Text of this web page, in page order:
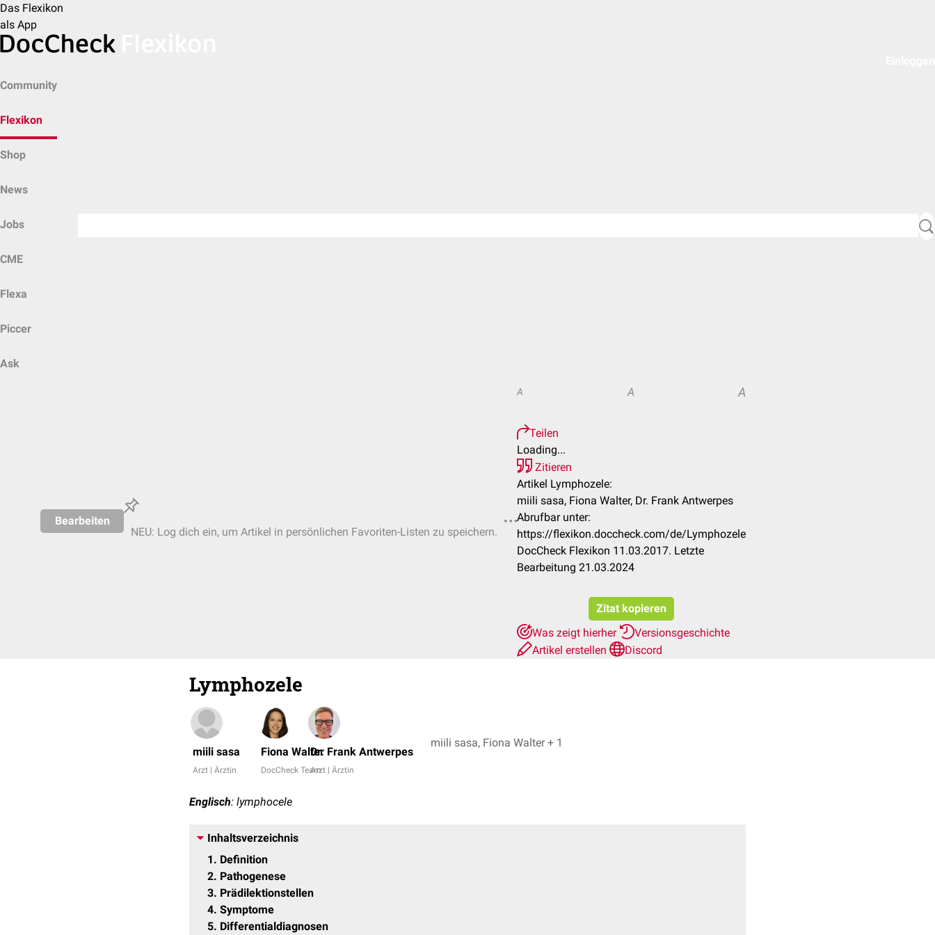
Das Flexikon
als App
Community
Flexikon
Shop
News
Jobs
CME
Flexa
Piccer
Ask
Bearbeiten
NEU: Log dich ein, um Artikel in persönlichen Favoriten-Listen zu speichern.
A A A
Teilen
Loading...
Zitieren
Artikel Lymphozele:
miili sasa, Fiona Walter, Dr. Frank Antwerpes
Abrufbar unter:
https://flexikon.doccheck.com/de/Lymphozele
DocCheck Flexikon 11.03.2017. Letzte
Bearbeitung 21.03.2024
Zitat kopieren
Was zeigt hierher
Versionsgeschichte
Artikel erstellen
Discord
Lymphozele
miili sasa
Arzt | Ärztin
Fiona Walter
DocCheck Team
Dr. Frank Antwerpes
Arzt | Ärztin
miili sasa, Fiona Walter + 1
Englisch: lymphocele
Inhaltsverzeichnis
1
Definition
2 Pathogenese
3 Prädilektionstellen
4 Symptome
5 Differentialdiagnosen